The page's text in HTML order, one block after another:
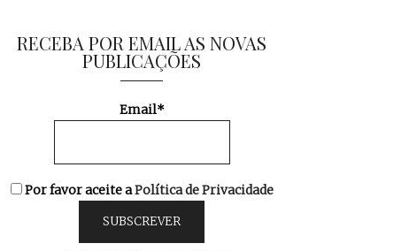
RECEBA POR EMAIL AS NOVAS
PUBLICAÇÕES
Email*
Por favor aceite aPolítica de Privacidade